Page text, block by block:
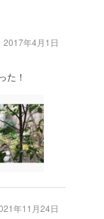
た！
2017年4月1日
年11月24日